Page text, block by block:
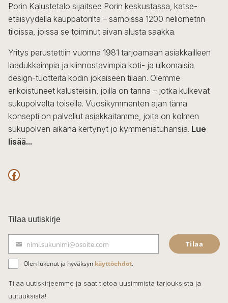
tehdä
valinnat
tuotteen
sivulla.
Porin Kalustetalo sijaitsee Porin keskustassa, katse-
etäisyydellä kauppatorilta – samoissa 1200 neliömetrin
tiloissa, joissa se toiminut aivan alusta saakka.
Yritys perustettiin vuonna 1981 tarjoamaan asiakkailleen
laadukkaimpia ja kiinnostavimpia koti- ja ulkomaisia
design-tuotteita kodin jokaiseen tilaan. Olemme
erikoistuneet kalusteisiin, joilla on tarina – jotka kulkevat
sukupolvelta toiselle. Vuosikymmenten ajan tämä
konsepti on palvellut asiakkaitamme, joita on kolmen
sukupolven aikana kertynyt jo kymmeniätuhansia. Lue
lisää...
F
c
e
b
o
o
Tilaa uutiskirje
ä
h
k
nimi.sukunimi@osoite.com Tilaa
Olen lukenut ja hyväksyn käyttöehdot.
Tilaa uutiskirjeemme ja saat tietoa uusimmista tarjouksista ja
uutuuksista!